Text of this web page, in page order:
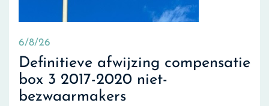
6/8/26
Definitieve afwijzing compensatie
box 3 2017-2020 niet-
bezwaarmakers